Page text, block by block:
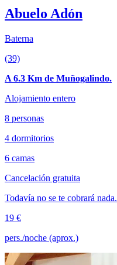
Abuelo Adón
Baterna
(39)
A 6.3 Km de Muñogalindo.
Alojamiento entero
8 personas
4 dormitorios
6 camas
Cancelación gratuita
Todavía no se te cobrará nada.
19 €
pers./noche (aprox.)